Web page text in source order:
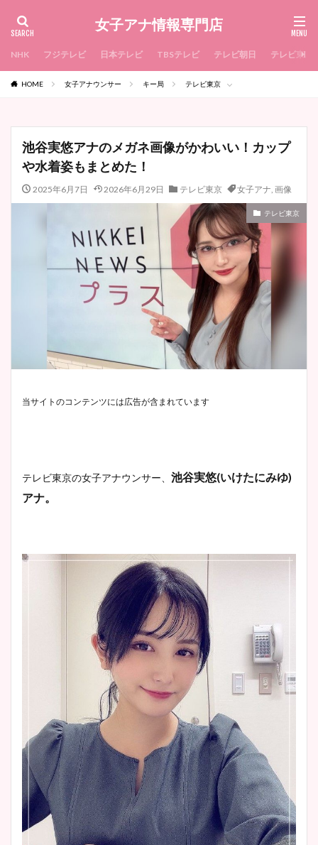
女子アナ情報専門店
NHK フジテレビ 日本テレビ TBSテレビ テレビ朝日 テレビ東京
HOME 女子アナウンサー キー局 テレビ東京
池谷実悠アナのメガネ画像がかわいい！カップ
や水着姿もまとめた！
2025年6月7日 2026年6月29日 テレビ東京 女子アナ, 画像
テレビ東京
当サイトのコンテンツには広告が含まれています
テレビ東京の女子アナウンサー、 池谷実悠(いけたにみゆ)
アナ。